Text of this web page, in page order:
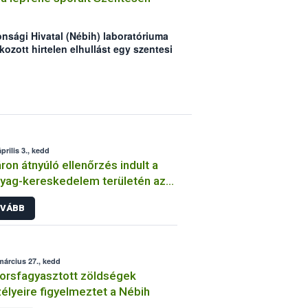
Hivatal (Nébih) laboratóriuma
hirtelen elhullást egy szentesi
A juhok legeltetési területén
a lépfene spóráit. A járási
alapján elrendelte a helyi
az állattartók figyelmét, hogy a
a kérődzőket!
3., kedd
átnyúló ellenőrzés indult a
kereskedelem területén az
védelme érdekében
27., kedd
zöldségek
figyelmeztet a Nébih